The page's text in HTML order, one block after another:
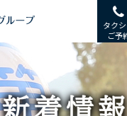
タク
ご予